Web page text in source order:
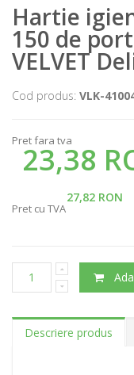
Hartie
150 de
VELVET
Cod produs: VLK-
Pret fara tva
23,38
27,82 RON
Pret cu TVA
Descriere produs